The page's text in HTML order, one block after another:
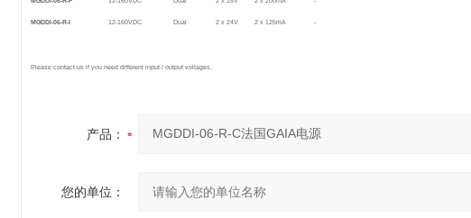
MGDDI-06-R-I 12-160VDC Dual 2 x 24V 2 x 125mA -
Please contact us if you need different input / output voltages.
产品：
您的单位：